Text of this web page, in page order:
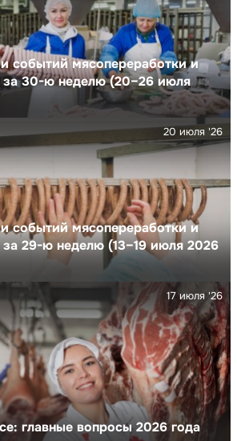
событий мясопереработки и
за 30-ю неделю (20–26 июля
событий мясопереработки и
29-ю неделю (13–19 июля 2026
20 июля '26
главные вопросы 2026 года
17 июля '26